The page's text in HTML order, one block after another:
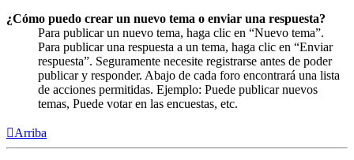
¿Cómo puedo crear un nuevo tema o enviar una respuesta?
Para publicar un nuevo tema, haga clic en “Nuevo tema”.
Para publicar una respuesta a un tema, haga clic en “Enviar
respuesta”. Seguramente necesite registrarse antes de poder
publicar y responder. Abajo de cada foro encontrará una lista
de acciones permitidas. Ejemplo: Puede publicar nuevos
temas, Puede votar en las encuestas, etc.
Arriba